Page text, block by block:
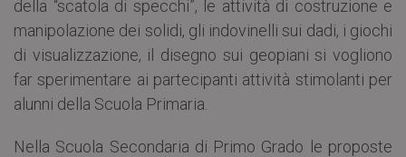
della “scatola di specchi”, le attività di costruzione e
manipolazione dei solidi, gli indovinelli sui dadi, i giochi
di visualizzazione, il disegno sui geopiani si vogliono
far sperimentare ai partecipanti attività stimolanti per
alunni della Scuola Primaria.
Nella Scuola Secondaria di Primo Grado le proposte